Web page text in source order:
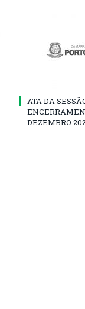
ATA DA
DEZEMBRO